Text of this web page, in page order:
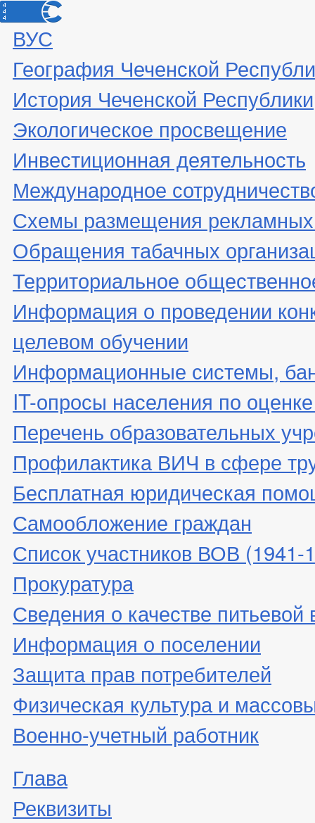
ВУС
География Чеченской
История Чеченской Республики
Экологическое просвещение
Инвестиционная деятельность
Международное
Схемы размещения рекламных
Обращения табачных
Территориальное
Информация о проведении
целевом обучении
Информационные системы,
IT-опросы населения по
Перечень образовательных
Профилактика ВИЧ в сфере
Бесплатная юридическая
Самообложение граждан
Список участников ВОВ (1941-
Прокуратура
Сведения о качестве питьевой
Информация о поселении
Защита прав потребителей
Физическая культура и
Военно-учетный работник
Глава
Реквизиты